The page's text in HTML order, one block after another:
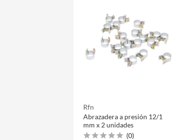
Rfn
Abrazadera a presión 12/1
mm x 2 unidades
(0)